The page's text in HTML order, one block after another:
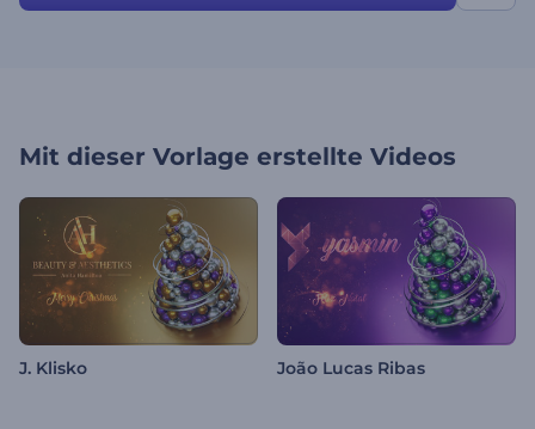
Mit dieser Vorlage erstellte Videos
J. Klisko João Lucas Ribas